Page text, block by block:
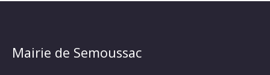
Mairie de Semoussac